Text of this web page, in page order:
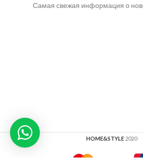
Самая свежая информация о
HOME&STYLE 2020